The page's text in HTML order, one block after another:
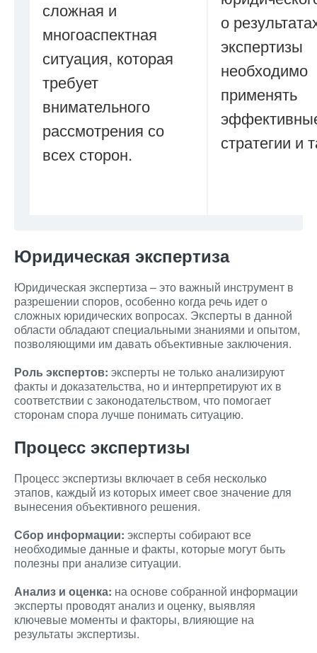
сложная и
многоаспектная
ситуация, которая
требует
внимательного
рассмотрения со
всех сторон.
о
экспертизы
необходимо
применять
стратегии и
Юридическая экспертиза
Юридическая экспертиза – это важный инструмент в
разрешении споров, особенно когда речь идет о
сложных юридических вопросах. Эксперты в данной
области обладают специальными знаниями и опытом,
позволяющими им давать объективные заключения.
Роль экспертов: эксперты не только анализируют
факты и доказательства, но и интерпретируют их в
соответствии с законодательством, что помогает
сторонам спора лучше понимать ситуацию.
Процесс экспертизы
Процесс экспертизы включает в себя несколько
этапов, каждый из которых имеет свое значение для
вынесения объективного решения.
Сбор информации: эксперты собирают все
необходимые данные и факты, которые могут быть
полезны при анализе ситуации.
Анализ и оценка: на основе собранной информации
эксперты проводят анализ и оценку, выявляя
ключевые моменты и факторы, влияющие на
результаты экспертизы.